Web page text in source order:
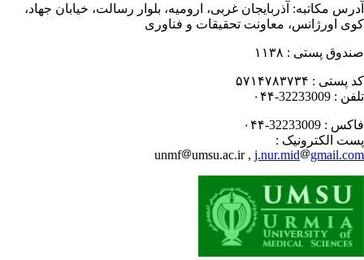
مکاتبه:آذربایجان غربی، ارومیه، بلوار رسالت، خیابان جهاد،
اورژانس، معاونت تحقیقات و فناوری
پستی : ۱۱۳۸
پستی : ۵۷۱۴۷۸۳۷۳۴
: 32233009-۰۴۴
: 32233009-۰۴۴
الکترونیک :
unmf
umsu.ac.ir ,j.nur.mid